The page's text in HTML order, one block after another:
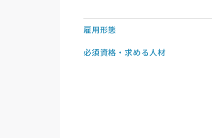
雇用形態
必須資格・求める人材